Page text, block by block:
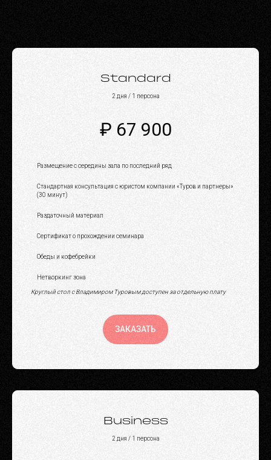
Standard
2 дня / 1 персона
₽ 67 900
Размещение c середины зала по последний ряд
Стандартная консультация с юристом компании «Туров и партнеры»
(30 минут)
Раздаточный материал
Сертификат о прохождении семинара
Обеды и кофебрейки
Нетворкинг зона
Круглый стол с Владимиром Туровым доступен за отдельную плату
ЗАКАЗАТЬ
Business
2 дня / 1 персона